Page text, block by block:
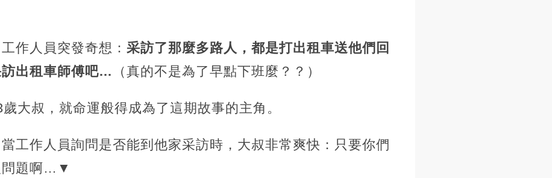
作人員突發奇想： 采訪了那麼多路人，都是打出租車送他們回
出租車師傅吧…
（真的不是為了早點下班麼？？）
大叔，就命運般得成為了這期故事的主角。
工作人員詢問是否能到他家采訪時，大叔非常爽快：只要你們
問題啊…▼